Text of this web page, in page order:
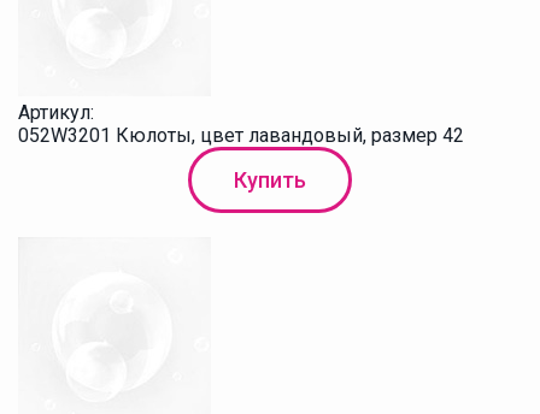
Артикул:
052W3201 Кюлоты, цвет лавандовый, размер 42
Купить